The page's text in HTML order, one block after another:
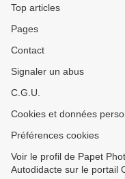
Top articles
Pages
Contact
Signaler un abus
C.G.U.
Cookies et données
Préférences cookies
Voir le profil de Papet
Autodidacte sur le portail